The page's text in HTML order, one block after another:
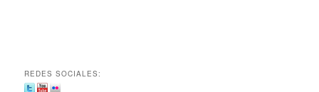
REDES SOCIALES: